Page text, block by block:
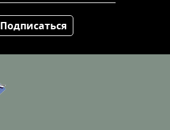
Подписаться